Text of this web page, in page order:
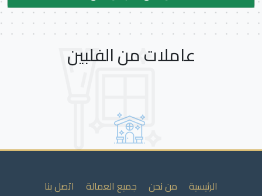
عاملات من الفلبين
الرئيسية من نحن جميع العمالة اتصل بنا